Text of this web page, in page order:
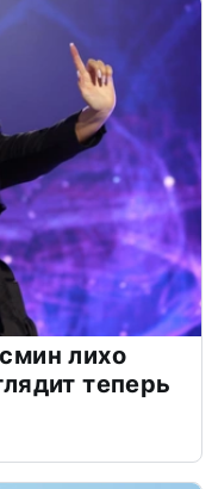
лихо
теперь